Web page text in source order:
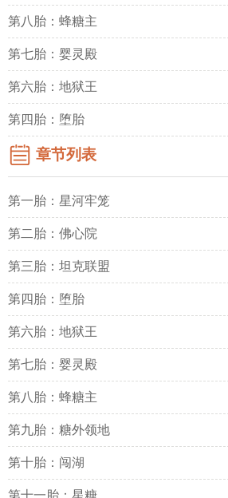
第八胎：蜂糖主
第七胎：婴灵殿
第六胎：地狱王
第四胎：堕胎
章节列表
第一胎：星河牢笼
第二胎：佛心院
第三胎：坦克联盟
第四胎：堕胎
第六胎：地狱王
第七胎：婴灵殿
第八胎：蜂糖主
第九胎：糖外领地
第十胎：闯湖
第十一胎：星糖